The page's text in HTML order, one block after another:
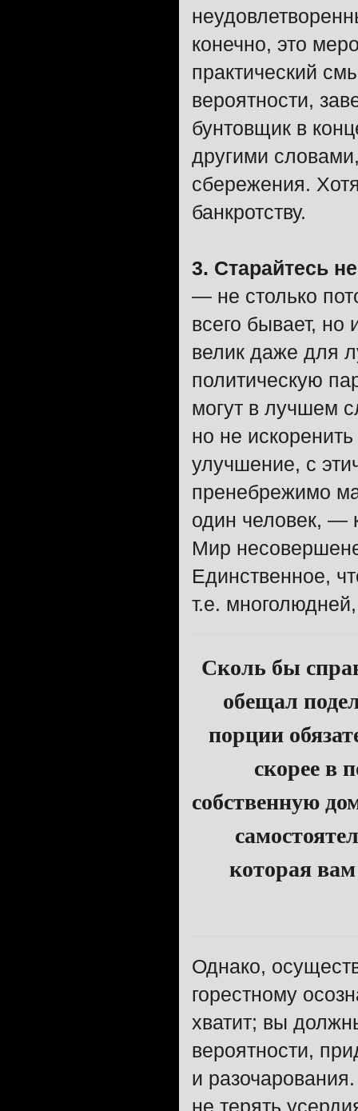
конечно, это
практический
вероятности,
бунтовщик в
другими
сбережения.
банкротству.
3. Старайтесь
— не столько
всего бывает,
велик даже для
политическую
могут в лучшем
но не
улучшение, с
пренебрежимо
один человек, —
Мир
Единственное,
т.е.
Сколь бы
обещал
порции
скорее в
собственную
которая
Однако,
горестному
хватит; вы
вероятности,
и
не терять